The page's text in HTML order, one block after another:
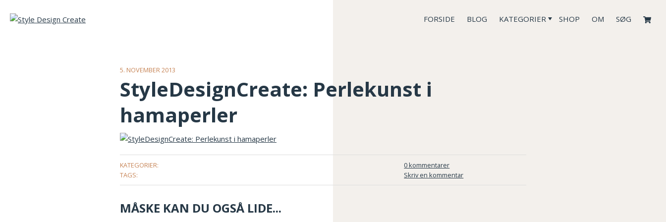
FORSIDE BLOG KATEGORIER SHOP OM SØG
5. NOVEMBER 2013
StyleDesignCreate: Perlekunst i
hamaperler
KATEGORIER:
TAGS:
0 kommentarer
Skriv en kommentar
MÅSKE KAN DU OGSÅ LIDE...